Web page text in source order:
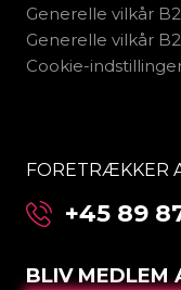
Generelle vilkår
Generelle vilkår
Cookie-
FORETRÆKKER
+45 89
BLIV MEDLEM